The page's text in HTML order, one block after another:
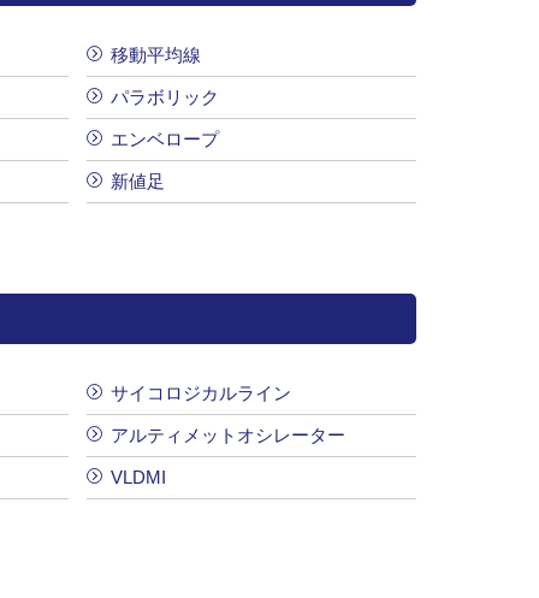
移動平均線
パラボリック
エンベロープ
新値足
サイコロジカルライン
アルティメットオシレーター
VLDMI